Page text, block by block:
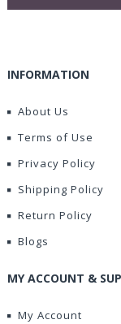
INFORMATION
About Us
Terms of Use
Privacy Policy
Shipping Policy
Return Policy
Blogs
MY ACCOUNT &
My Account